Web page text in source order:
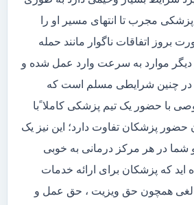
مجرب تا انتهای مسیر او را
بروز اتفاقات ناگوار مانند حمله
موارد به سرعت وارد عمل شده و
در چنین شرایطی مسلم است که
با حضور یک تیم پزشکی کاملا ًبا
حضور پزشکان تفاوت دارد؛ این نیز یک
در هر مرکز درمانی به خوبی
اید که پزشکان برای ارائه خدمات
همچون حق ویزیت ، حق عمل و